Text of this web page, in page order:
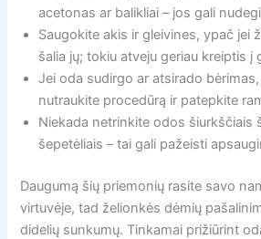
acetonas ar balikliai – jos gali
Saugokite akis ir gleivines, ypač jei
šalia jų; tokiu atveju geriau kreiptis į
Jei oda sudirgo ar atsirado
nutraukite procedūrą ir patepkite
Niekada netrinkite odos šiurkščiais
šepetėliais – tai gali pažeisti
Daugumą šių priemonių rasite savo
virtuvėje, tad želionkės dėmių
didelių sunkumų. Tinkamai prižiūrint